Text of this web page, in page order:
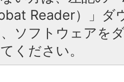
Reader）」ダ
ソフトウェアを
ください。